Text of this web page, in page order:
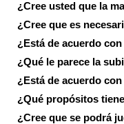
¿Cree usted que la
¿Cree que es
¿Está de acuerdo
¿Qué le parece la
¿Está de acuerdo con
¿Qué propósitos
¿Cree que se podrá